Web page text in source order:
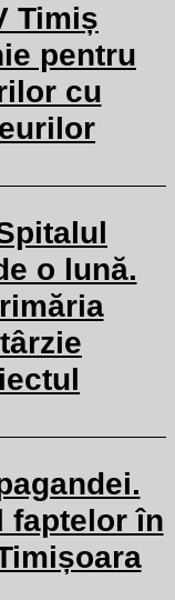
Timiș
pentru
cu
o lună.
faptelor în